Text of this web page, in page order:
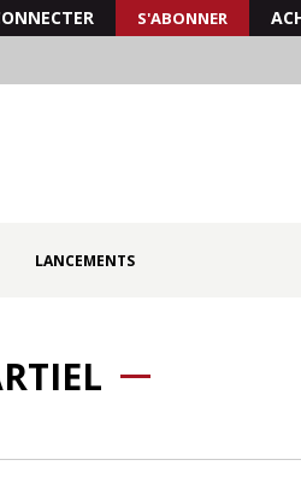
S'ABONNER
LANCEMENTS